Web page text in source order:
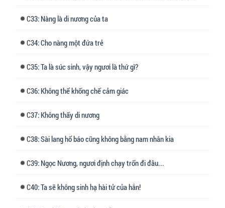
33: Nàng là di nương của ta
34: Cho nàng một đứa trẻ
35: Ta là súc sinh, vậy ngươi là thứ gì?
36: Không thể khống chế cảm giác
37: Không thấy di nương
38: Sài lang hổ báo cũng không bằng nam nhân kia
39: Ngọc Nương, ngươi định chạy trốn đi đâu...
40: Ta sẽ không sinh hạ hài tử của hắn!